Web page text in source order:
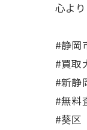
心よ
#静岡
#買取
#新静
#無料
#葵区